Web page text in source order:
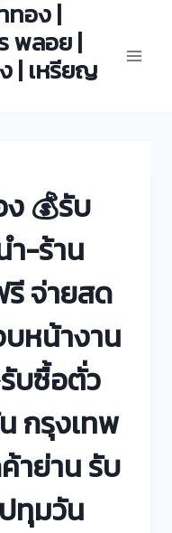
ทอง |
พลอย |
| เหรียญ
💰รับ
ำ-ร้าน
จ่ายสด
หน้างาน
บซื้อตั่ว
กรุงเทพ
ย่าน รับ
ทุมวัน